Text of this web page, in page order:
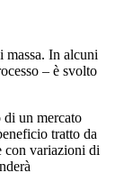
massa. In alcuni
– è svolto
di un mercato
tratto da
con variazioni di